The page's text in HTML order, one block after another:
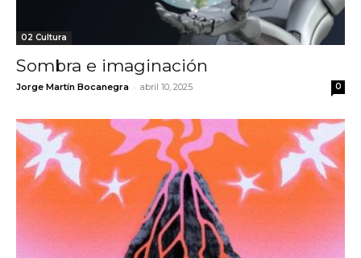
02 Cultura
Sombra e imaginación
Jorge Martín Bocanegra - abril 10, 2025 0